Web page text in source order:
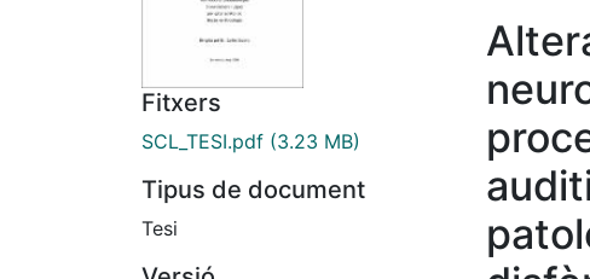
Fitxers
SCL_TESI.pdf (3.23 MB)
Tipus de document
Tesi